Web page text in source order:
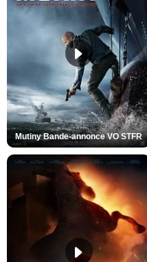
Mutiny Bande-annonce VO STFR